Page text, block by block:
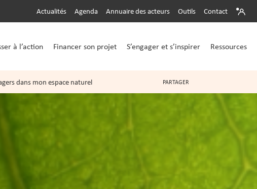
Actualités Agenda Annuaire des acteurs Outils Contact
à l’action Financer son projet S’engager et s’inspirer Ressources
dans mon espace naturel PARTAGER